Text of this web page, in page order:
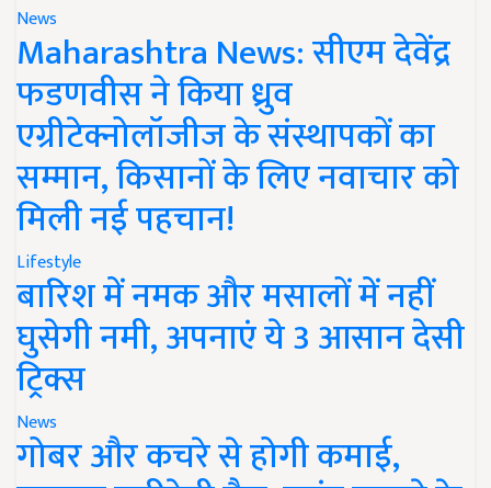
News
Maharashtra News: सीएम देवेंद्र
फडणवीस ने किया ध्रुव
एग्रीटेक्नोलॉजीज के संस्थापकों का
सम्मान, किसानों के लिए नवाचार को
मिली नई पहचान!
Lifestyle
बारिश में नमक और मसालों में नहीं
घुसेगी नमी, अपनाएं ये 3 आसान देसी
ट्रिक्स
News
गोबर और कचरे से होगी कमाई,